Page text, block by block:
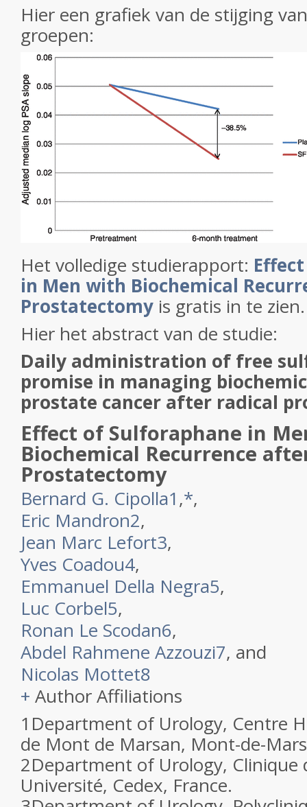
Hier een grafiek van de stijging
groepen:
Het volledige studierapport:
in Men with Biochemical
Prostatectomy is gratis in te zien.
Hier het abstract van de studie:
Daily administration of free
promise in managing
prostate cancer after radical
Effect of Sulforaphane in
Biochemical Recurrence
Prostatectomy
Bernard G. Cipolla1,*,
Eric Mandron2,
Jean Marc Lefort3,
Yves Coadou4,
Emmanuel Della Negra5,
Luc Corbel5,
Ronan Le Scodan6,
Abdel Rahmene Azzouzi7, and
Nicolas Mottet8
+ Author Affiliations
1 Department of Urology, Centre
de Mont de Marsan, Mont-de-
2Department of Urology, Clinique
Université, Cedex, France.